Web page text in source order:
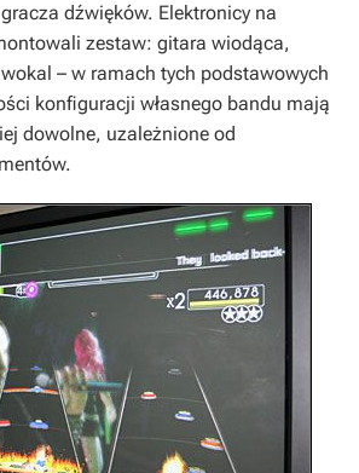
dźwięków. Elektronicy na
zestaw: gitara wiodąca,
– w ramach tych podstawowych
konfiguracji własnego bandu mają
dowolne, uzależnione od